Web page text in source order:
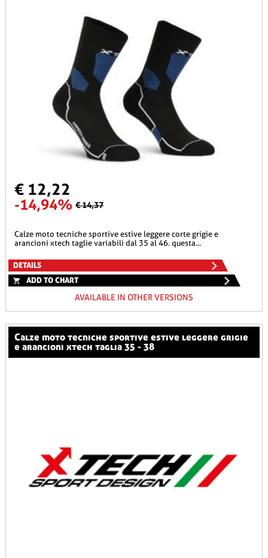
€ 12,22
-14,94% € 14,37
calze moto tecniche sportive estive leggere corte grigie e
arancioni xtech taglie variabili dal 35 al 46. questa...
DETAILS
ADD TO CHART
AVAILABLE IN OTHER VERSIONS
calze moto tecniche sportive estive leggere grigie
e arancioni xtech taglia 35 - 38